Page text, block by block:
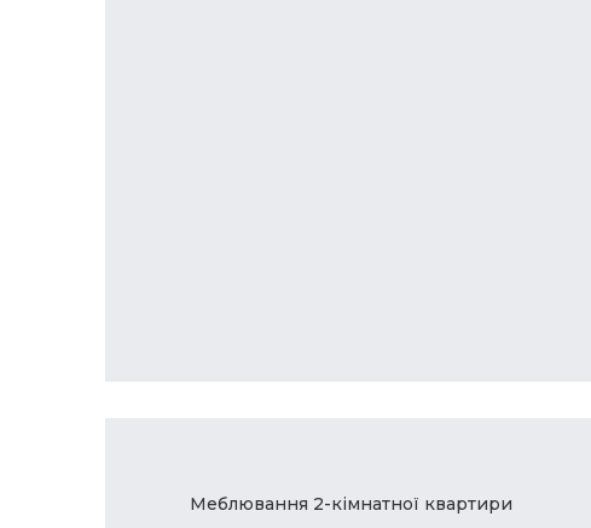
Меблювання 2-кімнатної квартири